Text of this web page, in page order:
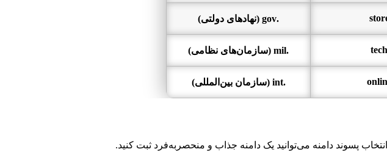
.gov (نهادهای دولتی)
.mil (سازمان‌های نظامی)
.int (سازمان‌ بین‌المللی)
پسوند دامنه می‌توانید یک دامنه جذاب و منحصربه‌فرد ثبت کنید.